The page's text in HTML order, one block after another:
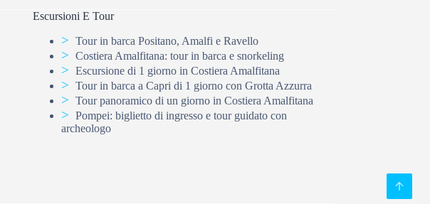
Escursioni E Tour
Tour in barca Positano, Amalfi e Ravello
Costiera Amalfitana: tour in barca e snorkeling
Escursione di 1 giorno in Costiera Amalfitana
Tour in barca a Capri di 1 giorno con Grotta Azzurra
Tour panoramico di un giorno in Costiera Amalfitana
Pompei: biglietto di ingresso e tour guidato con
archeologo